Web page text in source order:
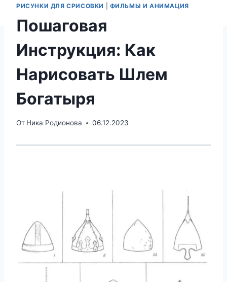
РИСУНКИ ДЛЯ СРИСОВКИ ФИЛЬМЫ И АНИМАЦИЯ
Пошаговая
Инструкция: Как
Нарисовать Шлем
Богатыря
От Ника Родионова 06.12.2023